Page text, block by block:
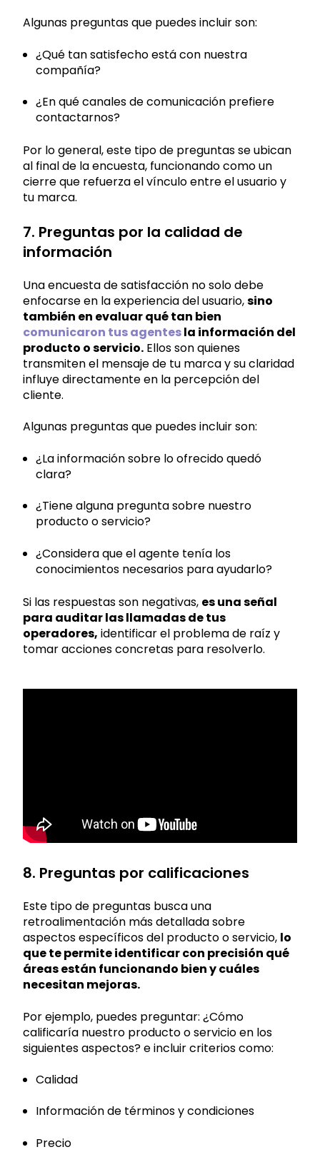
Algunas preguntas que puedes incluir son:
¿Qué tan satisfecho está con nuestra
compañía?
¿En qué canales de comunicación prefiere
contactarnos?
Por lo general, este tipo de preguntas se ubican
al final de la encuesta, funcionando como un
cierre que refuerza el vínculo entre el usuario y
tu marca.
7. Preguntas por la calidad de
información
Una encuesta de satisfacción no solo debe
enfocarse en la experiencia del usuario,sino
también en evaluar qué tan bien
comunicaron tus agentesla información del
producto o servicio. Ellos son quienes
transmiten el mensaje de tu marca y su claridad
influye directamente en la percepción del
cliente.
Algunas preguntas que puedes incluir son:
¿La información sobre lo ofrecido quedó
clara?
¿Tiene alguna pregunta sobre nuestro
producto o servicio?
¿Considera que el agente tenía los
conocimientos necesarios para ayudarlo?
Si las respuestas son negativas, es una señal
para auditar las llamadas de tus
operadores, identificar el problema de raíz y
tomar acciones concretas para resolverlo.
8. Preguntas por calificaciones
Este tipo de preguntas busca una
retroalimentación más detallada sobre
aspectos específicos del producto o servicio, lo
que te permite identificar con precisión qué
áreas están funcionando bien y cuáles
necesitan mejoras.
Por ejemplo, puedes preguntar: ¿Cómo
calificaría nuestro producto o servicio en los
siguientes aspectos? e incluir criterios como:
Calidad
Información de términos y condiciones
Precio